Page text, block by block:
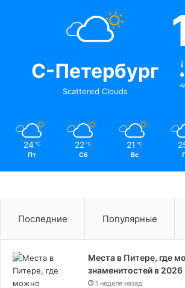
С-Петербург
Scattered Clouds
24 ℃
Пт
22 ℃
Сб
21 ℃
Вс
Последние Популярные
Места в Питере, где
знаменитостей в 2026
1 неделя назад